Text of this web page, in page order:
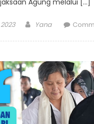
Author
Yana